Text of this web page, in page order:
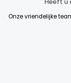
Onze vriendelijke